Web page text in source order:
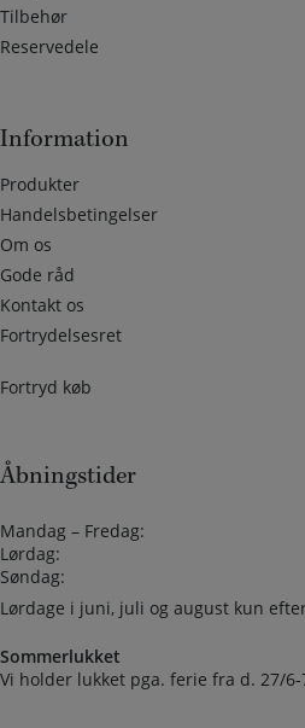
Tilbehør
Reservedele
Information
Produkter
Handelsbetingelser
Om os
Gode råd
Kontakt os
Fortrydelsesret
Fortryd køb
Åbningstider
Mandag – Fredag:
Lørdag:
Søndag:
Lørdage i juni, juli og august kun
Sommerlukket
Vi holder lukket pga. ferie fra d. 27/